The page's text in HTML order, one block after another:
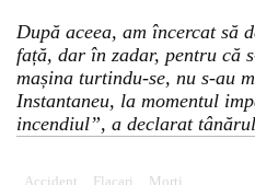
După aceea, am încercat să
față, dar în zadar, pentru că
mașina turtindu-se, nu s-au
Instantaneu, la momentul
incendiul”, a declarat
Accident Flacari Morti